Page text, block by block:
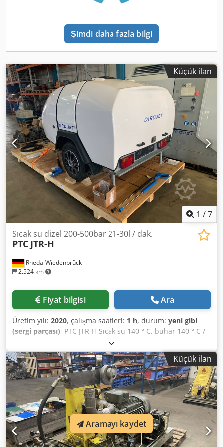
Şimdi daha fazla bilgi
Küçük ilan
1 /7
Rheda-Wiedenbrück
2.524 km
Sıcak su dizel 200-500bar 21-30l / dak.
PTC JTR-H
Fiyat bilgisi Ara
Üretim yılı: 2020, çalışma saatleri: 1 h, durum: yeni gibi
(sergi parçası), PTC JTR-H Sıcak su 140 ° C, buhar 140 ° C /
32bar ve yüksek basınçlı buhar 150 ° C / 200bar (sadece
versiyon 350 bar) Treyler benzer ancak Dynajet, Oertzen,
Falch, DIBO, ... - Tek akslı tekerlekli, park freni, otomatik
geri vites, park ayakları, arka lambalar ve reflektörler, 50
mm bağlantı için çekme halkası, 13 "lastikler ve ABS ile
destek ayağı ile sıcak daldırma galvanizli çerçeve üzerinde
römork. Aşağıdaki sıcak su modelleri mevcuttur: JTR- H
21/200 | 21l / dak. 200bar'da | Motor: Kohler KDW 702
12,6kW JTR-H 23/350 | 23l / dak. 350bar'da | Motor: Kohler
KDW 1404 26kW JTR-H 20/500 | 20l / dak . 500bar'da |
Küçük ilan
Aramayı kaydet